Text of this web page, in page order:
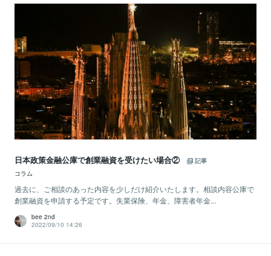
日本政策金融公庫で創業融資を受けたい場合②
記事
コラム
過去に、ご相談のあった内容を少しだけ紹介いたします。相談内容公庫で
創業融資を申請する予定です。失業保険、年金、障害者年金...
bee 2nd
2022/09/10 14:26